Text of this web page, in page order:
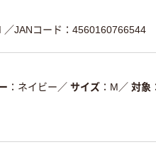
／JANコード：4560160766544
ネイビー ／ サイズ M ／ 対象